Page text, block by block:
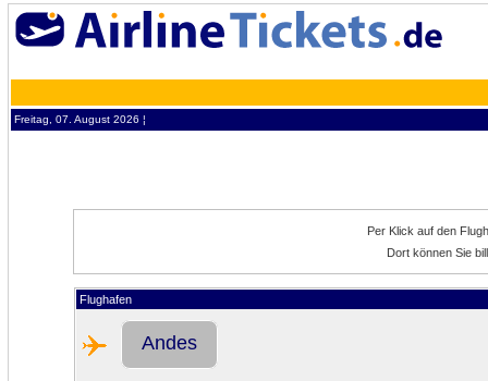
Freitag, 07. August 2026 ¦
Per Klick auf den
Dort können Sie
Flughafen
Andes